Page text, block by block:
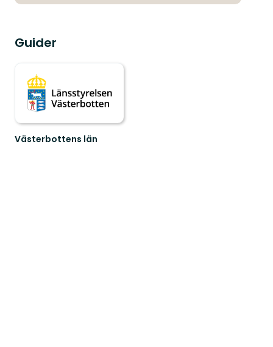
Guider
Västerbottens län